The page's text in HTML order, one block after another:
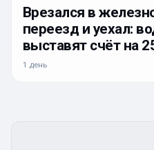
Врезался в
переезд и уехал:
выставят счёт на
1 день